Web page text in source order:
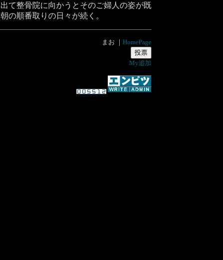
て整骨院に向かうとそのご婦人の姿が既
の順番取りの日々が続く。
まお ｜ HomePage
My追加